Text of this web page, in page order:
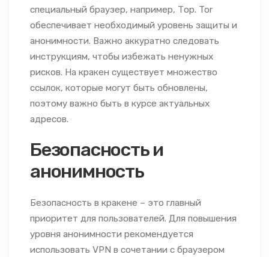
специальный браузер, например, Тор. Tor
обеспечивает необходимый уровень защиты и
анонимности. Важно аккуратно следовать
инструкциям, чтобы избежать ненужных
рисков. На кракен существует множество
ссылок, которые могут быть обновлены,
поэтому важно быть в курсе актуальных
адресов.
Безопасность и
анонимность
Безопасность в кракене – это главный
приоритет для пользователей. Для повышения
уровня анонимности рекомендуется
использовать VPN в сочетании с браузером